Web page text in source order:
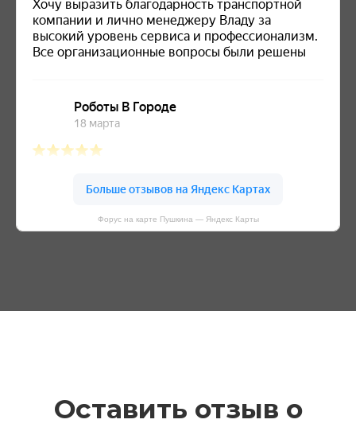
Форус на карте Пушкина — Яндекс Карты
Оставить отзыв о